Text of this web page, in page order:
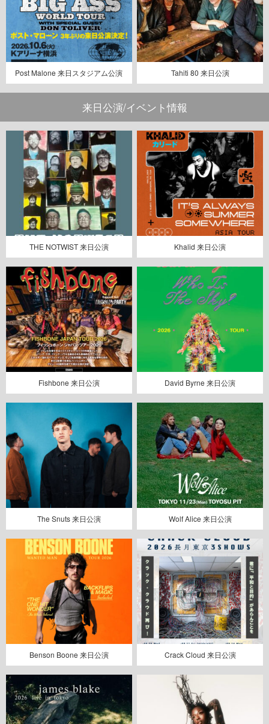
Post Malone 来日スタジアム公演 Tahiti 80 来日公演
来日公演/イベント情報
THE NOTWIST 来日公演 Khalid 来日公演
Fishbone 来日公演 David Byrne 来日公演
The Snuts 来日公演 Wolf Alice 来日公演
Benson Boone 来日公演 Crack Cloud 来日公演